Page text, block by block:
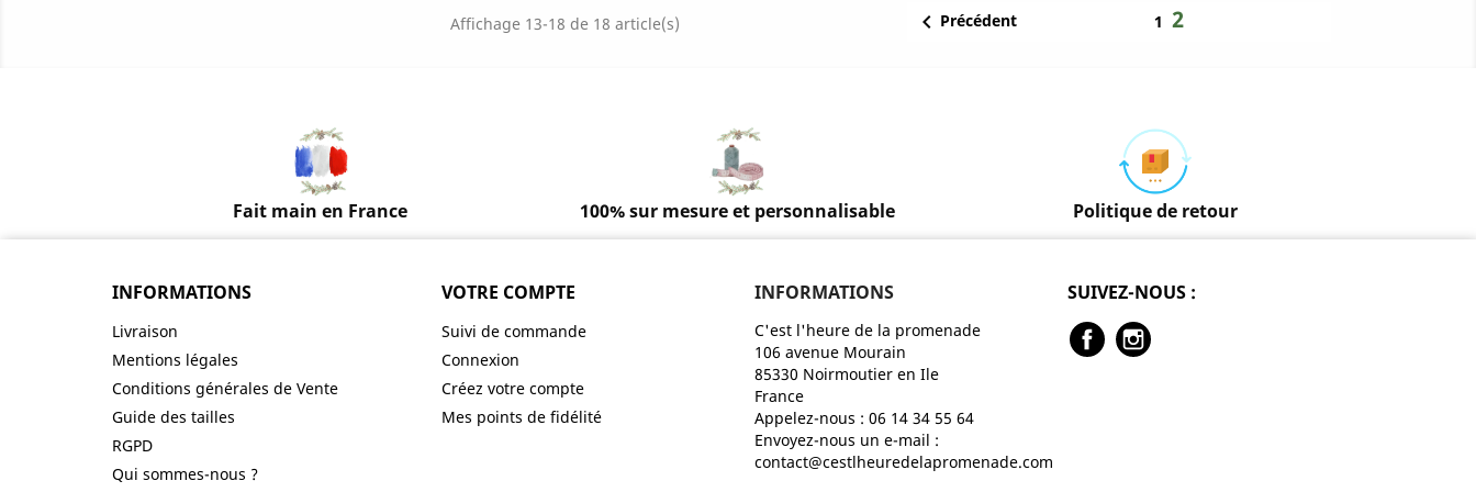
Affichage 13-18 de 18 article(s)  Précédent 12
Fait main en France 100% sur mesure et personnalisable Politique de retour
INFORMATIONS
Livraison
Mentions légales
Conditions générales de Vente
Guide des tailles
RGPD
Qui sommes-nous ?
VOTRE COMPTE
Suivi de commande
Connexion
Créez votre compte
Mes points de fidélité
INFORMATIONS
C'est l'heure de la promenade
106 avenue Mourain
85330 Noirmoutier en Ile
France
Appelez-nous : 06 14 34 55 64
Envoyez-nous un e-mail :
contact@cestlheuredelapromenade.com
SUIVEZ-NOUS :
Facebook